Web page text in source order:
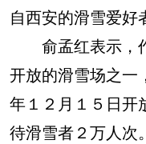
自西安的滑雪爱好
俞孟红表示，
开放的滑雪场之一
年１２月１５日开
待滑雪者２万人次